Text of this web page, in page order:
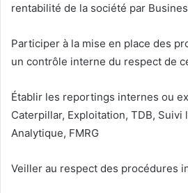
rentabilité de la société par
Participer à la mise en place des
un contrôle interne du respect de
Établir les reportings internes ou
Caterpillar, Exploitation, TDB, Suivi
Analytique, FMRG
Veiller au respect des procédures